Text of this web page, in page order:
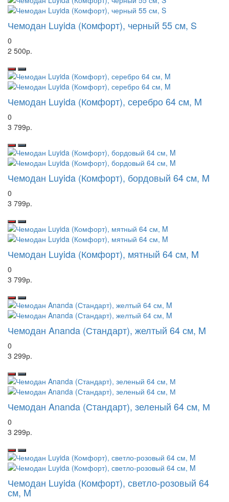
Чемодан Luyida (Комфорт), черный 55 см, S
0
2 500р.
Чемодан Luyida (Комфорт), серебро 64 см, M
0
3 799р.
Чемодан Luyida (Комфорт), бордовый 64 см, M
0
3 799р.
Чемодан Luyida (Комфорт), мятный 64 см, M
0
3 799р.
Чемодан Ananda (Стандарт), желтый 64 см, M
0
3 299р.
Чемодан Ananda (Стандарт), зеленый 64 см, М
0
3 299р.
Чемодан Luyida (Комфорт), светло-розовый 64
см, M